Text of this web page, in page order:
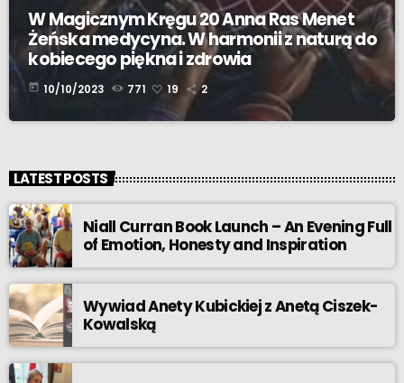
W Magicznym Kręgu 20 Anna Ras Menet
Żeńska medycyna. W harmonii z naturą do
kobiecego piękna i zdrowia
today 10/10/2023 771 19 2
LATEST POSTS
Niall Curran Book Launch – An Evening Full
of Emotion, Honesty and Inspiration
Wywiad Anety Kubickiej z Anetą Ciszek-
Kowalską